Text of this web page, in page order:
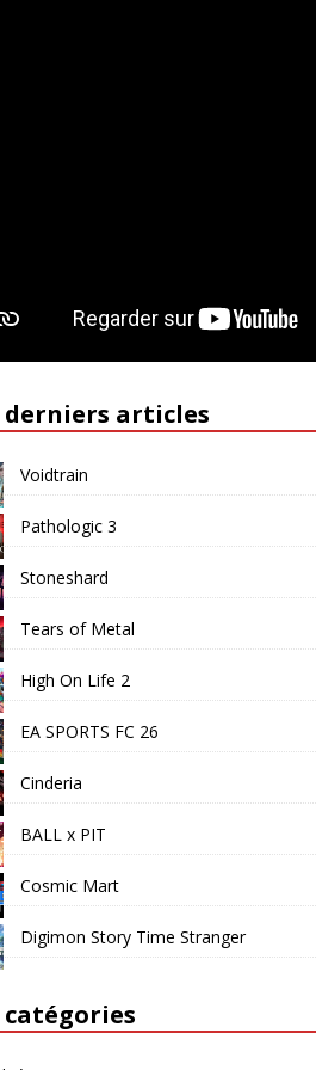
derniers articles
Voidtrain
Pathologic 3
Stoneshard
Tears of Metal
High On Life 2
EA SPORTS FC 26
Cinderia
BALL x PIT
Cosmic Mart
Digimon Story Time Stranger
catégories